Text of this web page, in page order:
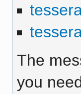
The
you